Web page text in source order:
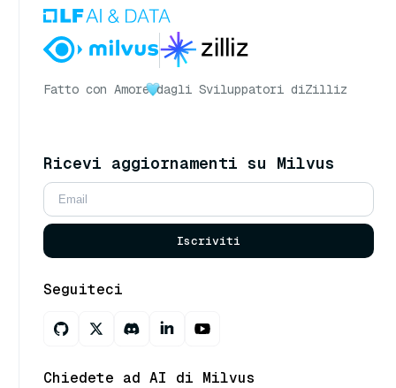
Fatto con Amore dagli Sviluppatori diZilliz
Ricevi aggiornamenti su Milvus
Iscriviti
Seguiteci
Chiedete ad AI di Milvus